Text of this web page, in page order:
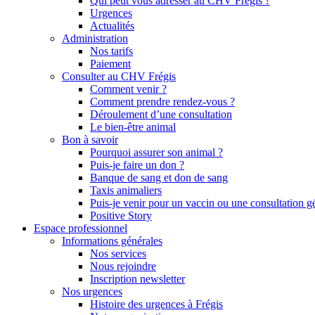
Urgences
Actualités
Administration
Nos tarifs
Paiement
Consulter au CHV Frégis
Comment venir ?
Comment prendre rendez-vous ?
Déroulement d’une consultation
Le bien-être animal
Bon à savoir
Pourquoi assurer son animal ?
Puis-je faire un don ?
Banque de sang et don de sang
Taxis animaliers
Puis-je venir pour un vaccin ou une consultation
Positive Story
Espace professionnel
Informations générales
Nos services
Nous rejoindre
Inscription newsletter
Nos urgences
Histoire des urgences à Frégis